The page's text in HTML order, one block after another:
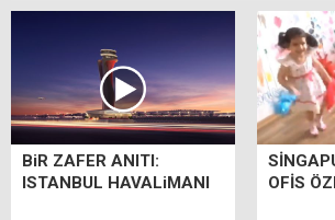
BiR ZAFER ANITI:
ISTANBUL HAVALiMANI
OFİS